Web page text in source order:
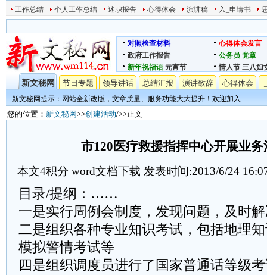
工作总结 个人工作总结 述职报告 心得体会 演讲稿 入_申请书
对照检查材料
心得体会发言
政府工作报告
公务员 党章
新年祝福语 元宵节 情人节 三八妇
新文秘网 节日专题 领导讲话 总结汇报 演讲致辞 心得体会
新文秘网提示：网站全新改版，文章质量、服务功能大大提升！欢迎加入
您的位置： 新文秘网>>创建活动/>>正文
市120医疗救援指挥中心开展业务
本文4积分 word文档下载 发表时间:2013/6/24
目录/提纲：……
一是实行周例会制度，发现问题，及时
二是组织各种专业知识考试，包括地理
模拟警情考试等
四是组织调度员进行了国家普通话等级